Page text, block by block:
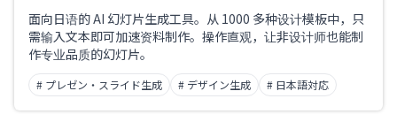
面向日语的 AI 幻灯片生成工具。从 1000 多种设计模板中，只
需输入文本即可加速资料制作。操作直观，让非设计师也能制
作专业品质的幻灯片。
# プレゼン・スライド生成 # デザイン生成 # 日本語対応